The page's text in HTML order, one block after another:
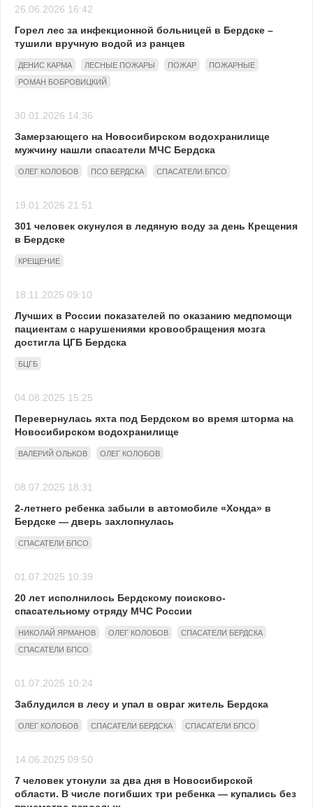
26.06.2026 16:42
Горел лес за инфекционной больницей в Бердске –
тушили вручную водой из ранцев
ДЕНИС КАРМА ЛЕСНЫЕ ПОЖАРЫ ПОЖАР
ПОЖАРНЫЕ
РОМАН БОБРОВИЦКИЙ
30.01.2026 14:36
Замерзающего на Новосибирском водохранилище
мужчину нашли спасатели МЧС Бердска
ОЛЕГ КОЛОБОВ ПСО БЕРДСКА СПАСАТЕЛИ БПСО
19.01.2026 21:51
301 человек окунулся в ледяную воду за день Крещения
в Бердске
КРЕЩЕНИЕ
18.11.2025 09:10
Лучших в России показателей по оказанию медпомощи
пациентам с нарушениями кровообращения мозга
достигла ЦГБ Бердска
БЦГБ
04.08.2025 15:25
Перевернулась яхта под Бердском во время шторма на
Новосибирском водохранилище
ВАЛЕРИЙ ОЛЬКОВ ОЛЕГ КОЛОБОВ
08.07.2025 18:31
2-летнего ребенка забыли в автомобиле «Хонда» в
Бердске — дверь захлопнулась
СПАСАТЕЛИ БПСО
01.07.2025 10:39
20 лет исполнилось Бердскому поисково-
спасательному отряду МЧС России
НИКОЛАЙ ЯРМАНОВ ОЛЕГ КОЛОБОВ
СПАСАТЕЛИ БЕРДСКА
СПАСАТЕЛИ БПСО
01.07.2025 10:24
Заблудился в лесу и упал в овраг житель Бердска
ОЛЕГ КОЛОБОВ СПАСАТЕЛИ БЕРДСКА СПАСАТЕЛИ БПСО
14.06.2025 09:50
7 человек утонули за два дня в Новосибирской
области. В числе погибших три ребенка — купались без